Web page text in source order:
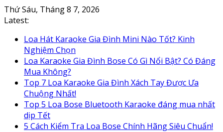
Skip
to
Thứ Sáu, Tháng 8 7, 2026
Latest:
Loa Hát Karaoke Gia Đình Mini Nào Tốt? Kinh
Nghiệm Chọn
Loa Karaoke Gia Đình Bose Có Gì Nổi Bật? Có Đáng
Mua Không?
Top 7 Loa Karaoke Gia Đình Xách Tay Được Ưa
Chuộng Nhất!
Top 5 Loa Bose Bluetooth Karaoke đáng mua nhất
dịp Tết
5 Cách Kiểm Tra Loa Bose Chính Hãng Siêu Chuẩn!